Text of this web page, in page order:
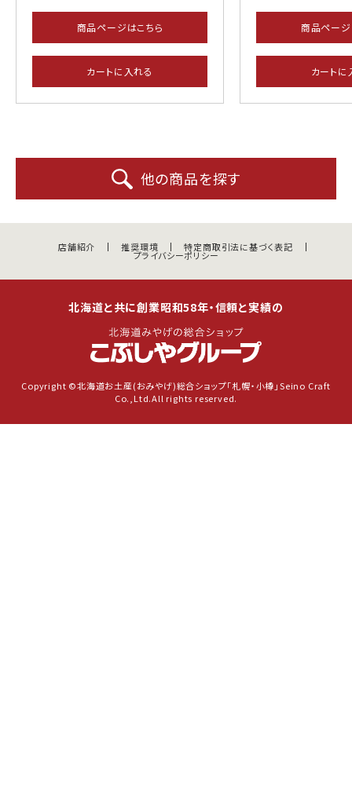
商品ページはこちら
カートに入れる
商品ページ
カートに
他の商品を探す
店舗紹介 推奨環境 特定商取引法に基づく表記
プライバシーポリシー
北海道と共に創業昭和58年・信頼と実績の
Copyright ©北海道お土産(おみやげ)総合ショップ「札幌・小樽」Seino Craft
Co.,Ltd.All rights reserved.